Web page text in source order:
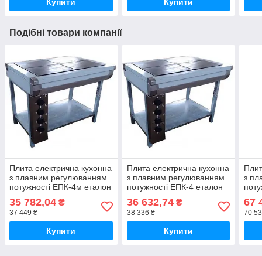
Купити Купити
Подібні товари компанії
Плита електрична кухонна
з плавним регулюванням
потужності ЕПК-4м еталон
35 782,04 ₴
37 449 ₴
Купити
Плита електрична кухонна
з плавним регулюванням
потужності ЕПК-4 еталон
36 632,74₴
38 336 ₴
Купити
з
67
70